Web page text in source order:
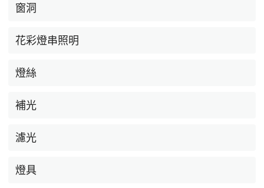
窗洞
花彩燈串照明
燈絲
補光
濾光
燈具